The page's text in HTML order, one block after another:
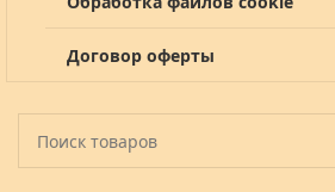
Договор оферты